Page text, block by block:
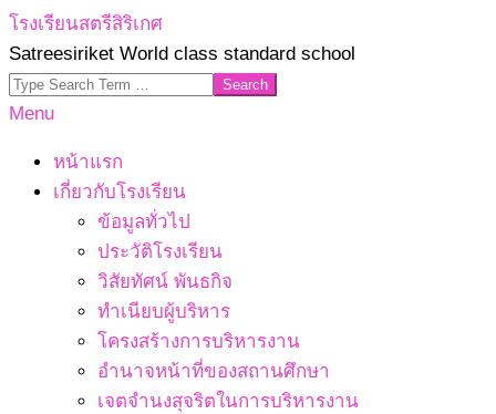
Skip
to
content
โรงเรียนสตรีสิริเกศ
Satreesiriket World class standard school
Search
Primary
Menu
Menu
หน้าแรก
เกี่ยวกับโรงเรียน
ข้อมูลทั่วไป
ประวัติโรงเรียน
วิสัยทัศน์ พันธกิจ
ทำเนียบผู้บริหาร
โครงสร้างการบริหารงาน
อำนาจหน้าที่ของสถานศึกษา
เจตจํานงสุจริตในการบริหารงาน